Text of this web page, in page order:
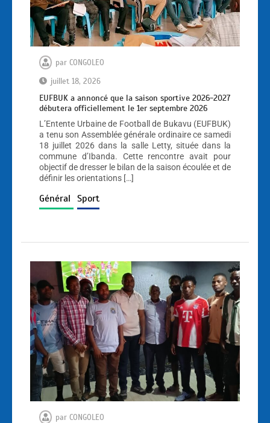
par CONGOLEO
juillet 18, 2026
EUFBUK a annoncé que la saison sportive 2026-2027
débutera officiellement le 1er septembre 2026
L’Entente Urbaine de Football de Bukavu (EUFBUK)
a tenu son Assemblée générale ordinaire ce samedi
18 juillet 2026 dans la salle Letty, située dans la
commune d’Ibanda. Cette rencontre avait pour
objectif de dresser le bilan de la saison écoulée et de
définir les orientations […]
Général Sport
par CONGOLEO